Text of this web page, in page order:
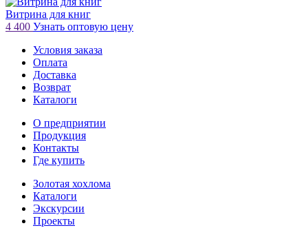
Витрина для книг
4 400 Узнать оптовую цену
Условия заказа
Оплата
Доставка
Возврат
Каталоги
О предприятии
Продукция
Контакты
Где купить
Золотая хохлома
Каталоги
Экскурсии
Проекты